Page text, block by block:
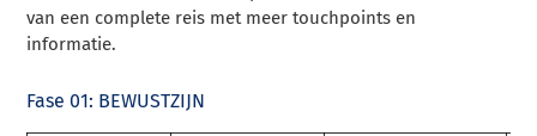
van een complete reis met meer touchpoints en
informatie.
Fase 01: BEWUSTZIJN